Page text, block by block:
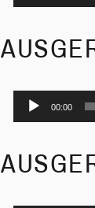
Player
Audio-
Player
00:00